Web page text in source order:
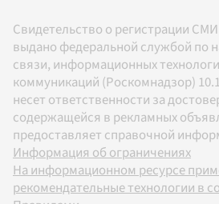
Свидетельство о регистрации
выдано федеральной службой по
связи, информационных
коммуникаций (Роскомнадзор)
несет ответственности за
содержащейся в рекламных
предоставляет справочной
Информация об ограничениях
На информационном ресурсе
рекомендательные технологии в